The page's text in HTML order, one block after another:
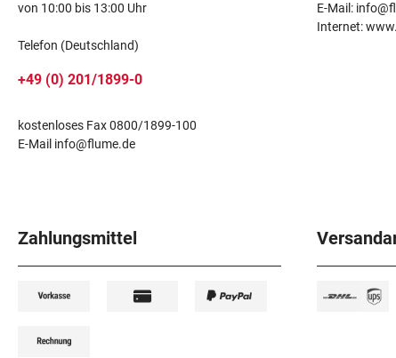
von 10:00 bis 13:00 Uhr
Telefon (Deutschland)
+49 (0) 201/1899-0
kostenloses Fax 0800/1899-100
E-Mail info@flume.de
E-Mail:
Internet:
Zahlungsmittel